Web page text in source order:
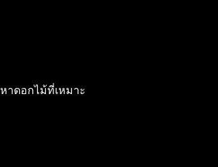
าดอกไม้ที่เหมาะ